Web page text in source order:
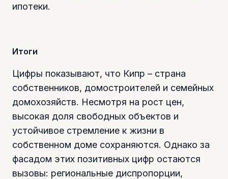
ипотеки.
Итоги
Цифры показывают, что Кипр – страна
собственников, домостроителей и семейных
домохозяйств. Несмотря на рост цен,
высокая доля свободных объектов и
устойчивое стремление к жизни в
собственном доме сохраняются. Однако за
фасадом этих позитивных цифр остаются
вызовы: региональные диспропорции,